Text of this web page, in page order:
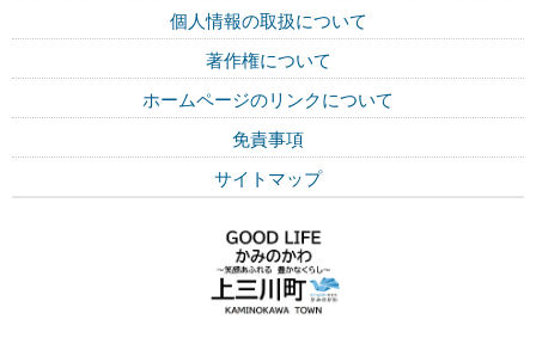
個人情報の取扱について
著作権について
ホームページのリンクについて
免責事項
サイトマップ